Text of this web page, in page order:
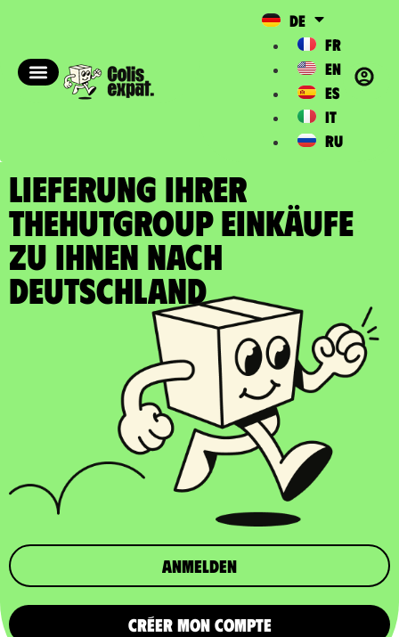
DE
FR
EN
ES
IT
RU
LIEFERUNG IHRER
THEHUTGROUP EINKÄUFE
zu Ihnen nach
Deutschland
Anmelden
CRÉER MON COMPTE